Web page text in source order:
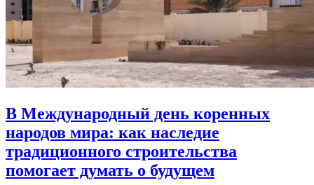
В Международный день коренных
народов мира: как наследие
традиционного строительства
помогает думать о будущем